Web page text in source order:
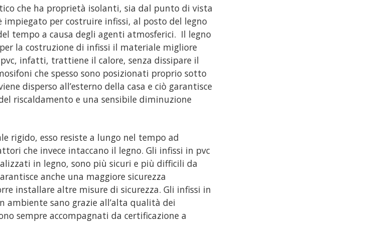
che ha proprietà isolanti, sia dal punto di vista
impiegato per costruire infissi, al posto del legno
tempo a causa degli agenti atmosferici. Il legno
la costruzione di infissi il materiale migliore
infatti, trattiene il calore, senza dissipare il
che spesso sono posizionati proprio sotto
disperso all’esterno della casa e ciò garantisce
riscaldamento e una sensibile diminuzione
rigido, esso resiste a lungo nel tempo ad
che invece intaccano il legno. Gli infissi in pvc
in legno, sono più sicuri e più difficili da
anche una maggiore sicurezza
installare altre misure di sicurezza. Gli infissi in
ambiente sano grazie all’alta qualità dei
sempre accompagnati da certificazione a